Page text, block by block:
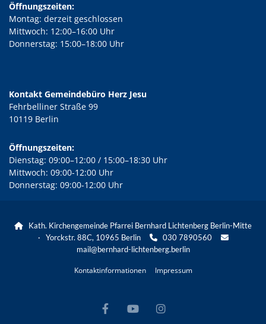
Öffnungszeiten:
Montag: derzeit geschlossen
Mittwoch: 12:00–16:00 Uhr
Donnerstag: 15:00–18:00 Uhr
Kontakt Gemeindebüro Herz Jesu
Fehrbelliner Straße 99
10119 Berlin
Öffnungszeiten:
Dienstag: 09:00–12:00 / 15:00–18:30 Uhr
Mittwoch: 09:00-12:00 Uhr
Donnerstag: 09:00-12:00 Uhr

Kath. Kirchengemeinde Pfarrei Bernhard Lichtenberg Berlin-Mitte
· Yorckstr. 88C, 10965 Berlin
030 7890560 
mail@bernhard-lichtenberg.berlin
Kontaktinformationen Impressum